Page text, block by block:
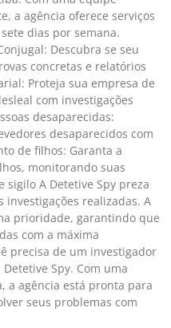
a agência oferece serviços
dias por semana.
Descubra se seu
concretas e relatórios
Proteja sua empresa de
com investigações
desaparecidas:
desaparecidos com
de filhos: Garanta a
monitorando suas
sigilo A Detetive Spy preza
investigações realizadas. A
prioridade, garantindo que
com a máxima
precisa de um investigador
Spy. Com uma
a agência está pronta para
seus problemas com